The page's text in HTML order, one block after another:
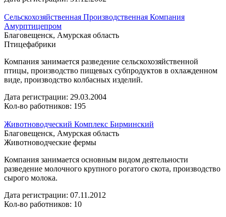
Сельскохозяйственная Производственная Компания
Амурптицепром
Благовещенск, Амурская область
Птицефабрики
Компания занимается разведение сельскохозяйственной
птицы, производство пищевых субпродуктов в охлажденном
виде, производство колбасных изделий.
Дата регистрации: 29.03.2004
Кол-во работников: 195
Животноводческий Комплекс Бирминский
Благовещенск, Амурская область
Животноводческие фермы
Компания занимается основным видом деятельности
разведение молочного крупного рогатого скота, производство
сырого молока.
Дата регистрации: 07.11.2012
Кол-во работников: 10